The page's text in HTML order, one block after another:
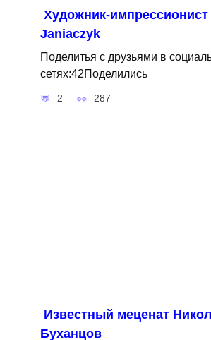
Художник-импрессионист
Janiaczyk
Поделитья с друзьями в
сетях:42Поделились
2 287
Известный меценат
Буханцов